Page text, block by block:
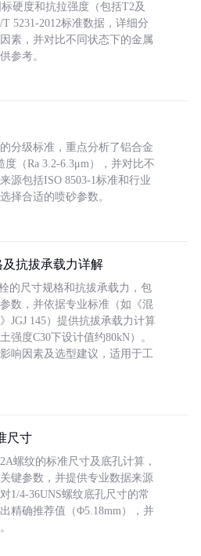
硬度和抗拉强度（包括T2及
5231-2012标准数据，详细分
素，并对比不同状态下的金属
参考。
分级标准，重点分析了铝合金
（Ra 3.2-6.3μm），并对比不
源包括ISO 8503-1标准和行业
择合适的喷砂参数。
抗拔承载力详解
的尺寸规格和抗拔承载力，包
数，并依据专业标准（如《混
JGJ 145）提供抗拔承载力计算
强度C30下设计值约80kN）。
响因素及选型建议，适用于工
尺寸
螺纹的标准尺寸及底孔计算，
键参数，并提供专业数据来源
1/4-36UNS螺纹底孔尺寸的常
精确推荐值（Φ5.18mm），并